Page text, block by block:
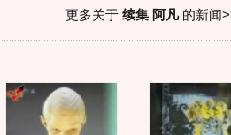
更多关于 续集 阿凡的新闻